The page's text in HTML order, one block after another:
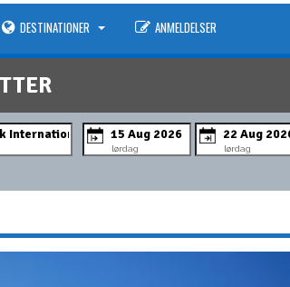
DESTINATIONER ANMELDELSER
lørdag lørdag